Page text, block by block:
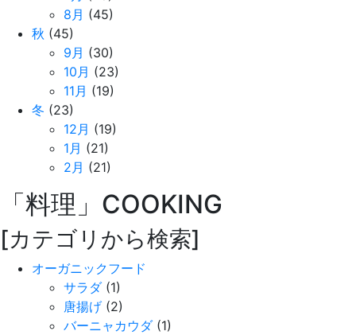
8月 (45)
秋 (45)
9月 (30)
10月 (23)
11月 (19)
冬 (23)
12月 (19)
1月 (21)
2月 (21)
「料理」 COOKING
[カテゴリから検索]
オーガニックフード
サラダ(1)
唐揚げ (2)
バーニャカウダ(1)